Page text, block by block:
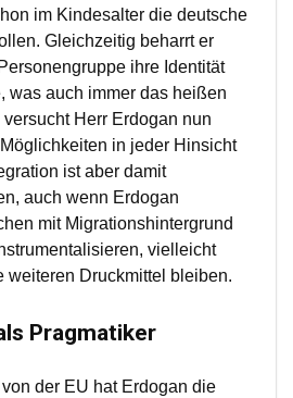
im Kindesalter die deutsche
Gleichzeitig beharrt er
ihre Identität
was auch immer das heißen
Herr Erdogan nun
in jeder Hinsicht
ist aber damit
auch wenn Erdogan
mit Migrationshintergrund
vielleicht
weiteren Druckmittel bleiben.
Pragmatiker
der EU hat Erdogan die